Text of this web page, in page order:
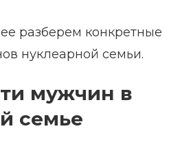
разберем конкретные
нуклеарной семьи.
мужчин в
семье